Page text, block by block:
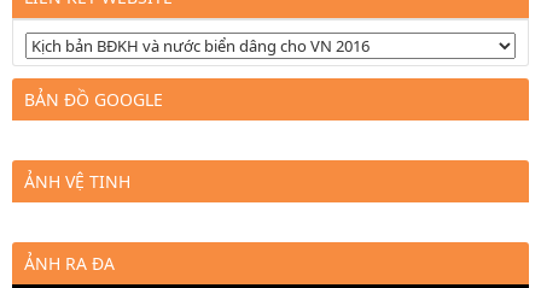
BẢN ĐỒ GOOGLE
ẢNH VỆ TINH
ẢNH RA ĐA